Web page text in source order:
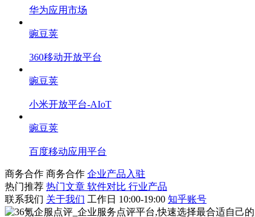
华为应用市场
豌豆荚
360移动开放平台
豌豆荚
小米开放平台-AIoT
豌豆荚
百度移动应用平台
商务合作 商务合作 企业产品入驻
热门推荐 热门文章 软件对比 行业产品
联系我们 关于我们 工作日 10:00-19:00 知乎账号